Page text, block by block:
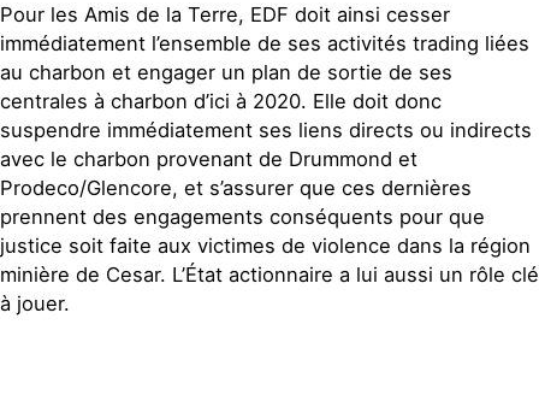
Pour les Amis de la Terre, EDF doit ainsi cesser
immédiatement l’ensemble de ses activités trading liées
au charbon et engager un plan de sortie de ses
centrales à charbon d’ici à 2020. Elle doit donc
suspendre immédiatement ses liens directs ou indirects
avec le charbon provenant de Drummond et
Prodeco/Glencore, et s’assurer que ces dernières
prennent des engagements conséquents pour que
justice soit faite aux victimes de violence dans la région
minière de Cesar. L’État actionnaire a lui aussi un rôle clé
à jouer.